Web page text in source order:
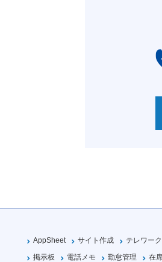
AppSheet サイト作成
テレワーク
掲示板
電話メモ 勤怠管理
在